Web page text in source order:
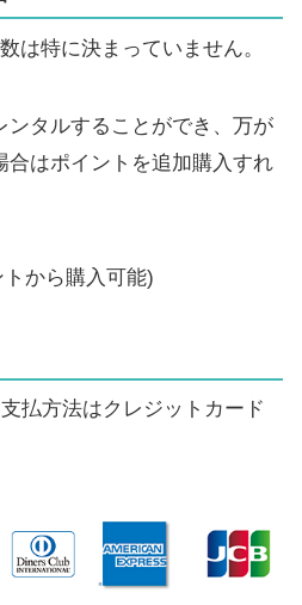
は特に決まっていません。
ンタルすることができ、万が
合はポイントを追加購入すれ
から購入可能)
払方法はクレジットカード